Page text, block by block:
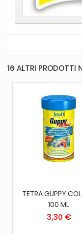
16 ALTRI PRODOTTI
TETRA GUPPY
100 ML
3,30 €